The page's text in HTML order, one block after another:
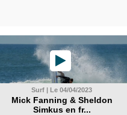
Surf | Le 04/04/2023
Mick Fanning & Sheldon
Simkus en fr...